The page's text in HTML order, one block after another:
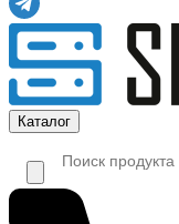
Каталог